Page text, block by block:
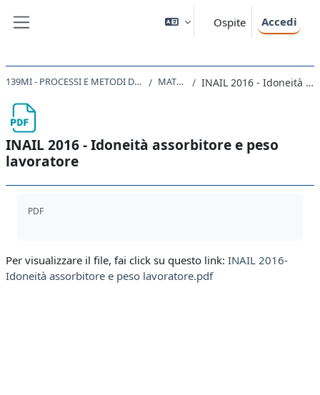
Ospite Accedi
139MI - PROCESSI E METODI DELLA PROGETTAZIONE EDILIZIA IN SICUREZZA 2020 MATERIALI UTILI INAIL 2016 - Idoneità assorbitore e peso lavoratore
INAIL 2016 - Idoneità assorbitore e peso
lavoratore
PDF
Per visualizzare il file, fai click su questo link: INAIL 2016-
Idoneità assorbitore e peso lavoratore.pdf